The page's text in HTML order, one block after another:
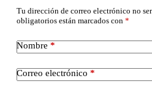
Tu dirección de correo electrónico no
obligatorios están marcados con *
Nombre *
Correo electrónico *